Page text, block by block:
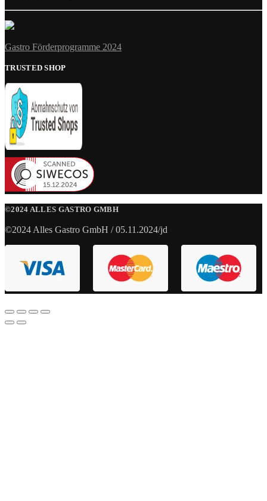
Gastro Förderprogramme 2024
TRUSTED SHOP
©2024 ALLES GASTRO GMBH
©2024 Alles Gastro GmbH / 05.11.2024/jd